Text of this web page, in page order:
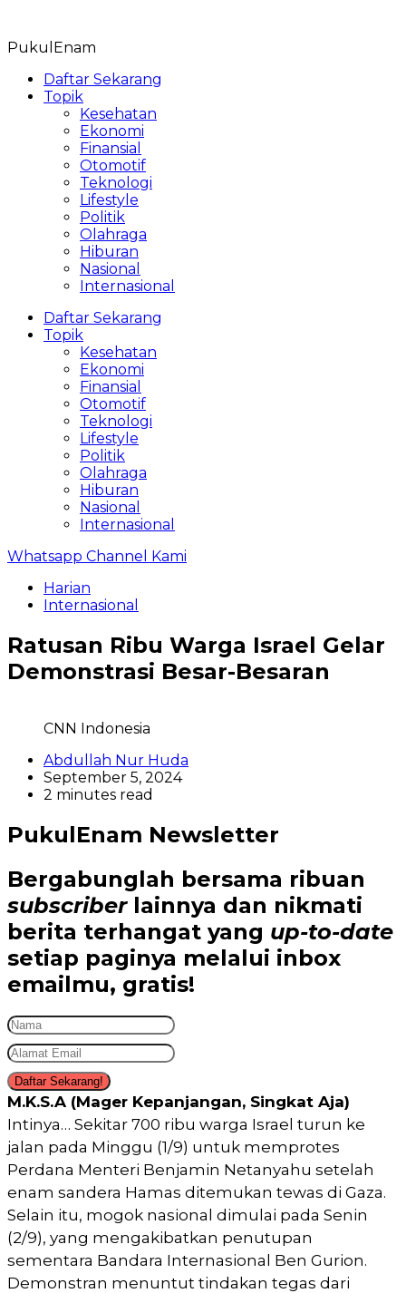
content
PukulEnam
Daftar Sekarang
Topik
Kesehatan
Ekonomi
Finansial
Otomotif
Teknologi
Lifestyle
Politik
Olahraga
Hiburan
Nasional
Internasional
Daftar Sekarang
Topik
Kesehatan
Ekonomi
Finansial
Otomotif
Teknologi
Lifestyle
Politik
Olahraga
Hiburan
Nasional
Internasional
Whatsapp Channel Kami
Harian
Internasional
Ratusan Ribu Warga Israel Gelar
Demonstrasi Besar-Besaran
CNN Indonesia
Abdullah Nur Huda
September 5, 2024
2 minutes read
PukulEnam Newsletter
Bergabunglah bersama ribuan
subscriberlainnya dan nikmati
berita terhangat yang up-to-date
setiap paginya melalui inbox
emailmu, gratis!
Daftar Sekarang!
M.K.S.A (Mager Kepanjangan, Singkat Aja)
Intinya… Sekitar 700 ribu warga Israel turun ke
jalan pada Minggu (1/9) untuk memprotes
Perdana Menteri Benjamin Netanyahu setelah
enam sandera Hamas ditemukan tewas di Gaza.
Selain itu, mogok nasional dimulai pada Senin
(2/9), yang mengakibatkan penutupan
sementara Bandara Internasional Ben Gurion.
Demonstran menuntut tindakan tegas dari